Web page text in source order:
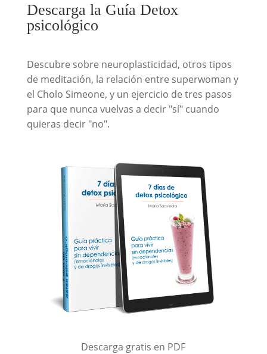
Descarga la Guía Detox
psicológico
Descubre sobre neuroplasticidad, otros tipos
de meditación, la relación entre superwoman y
el Cholo Simeone, y un ejercicio de tres pasos
para que nunca vuelvas a decir "sí" cuando
quieras decir "no".
Descarga gratis en PDF